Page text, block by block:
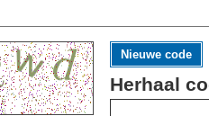
Nieuwe code
Herhaal